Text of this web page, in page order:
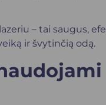
– tai saugus,
ir švytinčią odą.